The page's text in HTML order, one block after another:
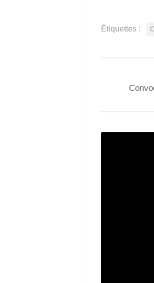
Étiquettes :